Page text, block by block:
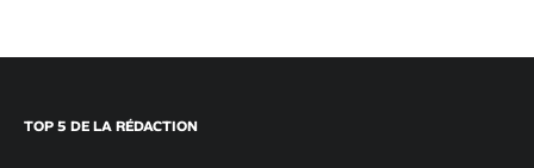
TOP 5 DE LA RÉDACTION